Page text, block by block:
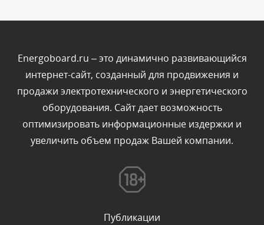
Комментарий проверяется
Текст комментария будет виден после проверки
администратором.
Сегодня, в 01:15
Комментарий проверяется
Текст комментария будет виден после проверки
Комментарий проверяется
Energoboard.ru – это динамично развивающийся
интернет-сайт, созданный для продвижения и
продажи электротехнического и энергетического
оборудования. Сайт дает возможность
оптимизировать информационные издержки и
увеличить объем продаж Вашей компании.
Публикации